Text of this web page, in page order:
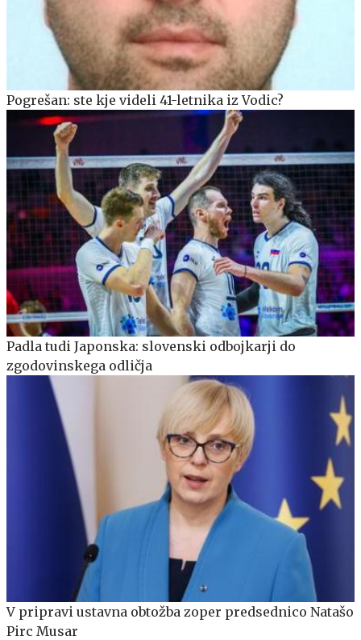
Pogrešan: ste kje videli 41-letnika iz Vodic?
Padla tudi Japonska: slovenski odbojkarji do
zgodovinskega odličja
V pripravi ustavna obtožba zoper predsednico Natašo
Pirc Musar